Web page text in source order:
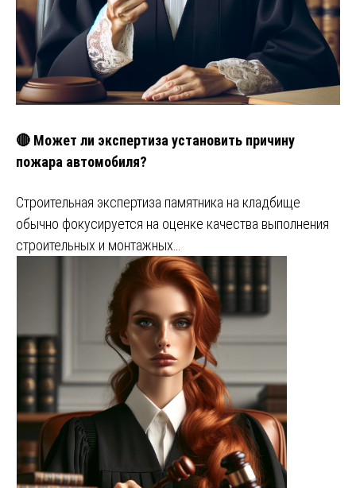
🔴 Может ли экспертиза установить причину
пожара автомобиля?
Строительная экспертиза памятника на кладбище
обычно фокусируется на оценке качества выполнения
строительных и монтажных…